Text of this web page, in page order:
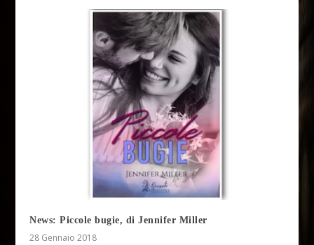
News: Piccole bugie, di Jennifer Miller
28 Gennaio 2018